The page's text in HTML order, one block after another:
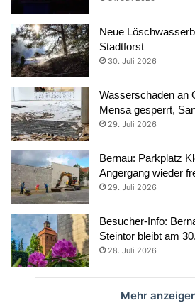
Neue
Stadtforst
30. Juli 2026
Wasserschaden an
Mensa gesperrt,
29. Juli 2026
Bernau: Parkplatz
Angergang wieder
29. Juli 2026
Besucher-Info:
Steintor bleibt am
28. Juli 2026
Mehr